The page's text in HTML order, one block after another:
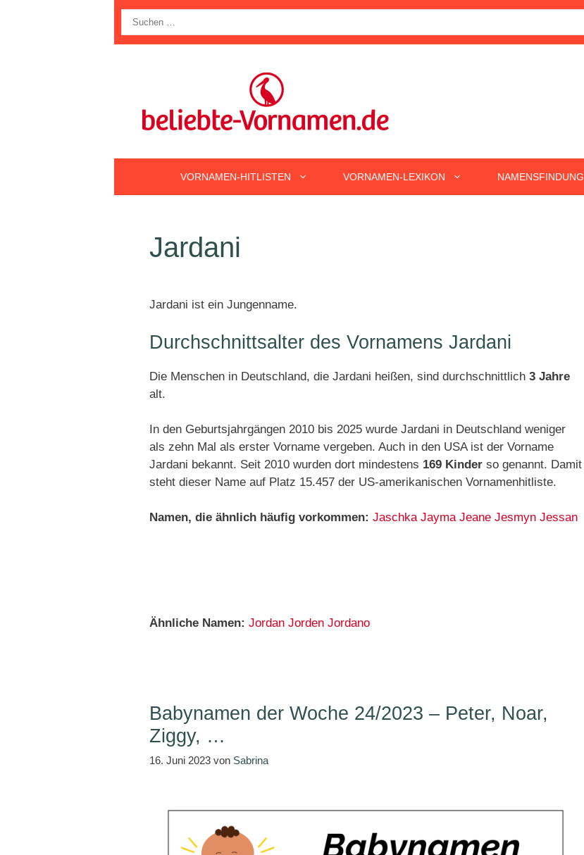
nach:
VORNAMEN-HITLISTEN VORNAMEN-LEXIKON NAMENSFINDUNG
Jardani
Jardani ist ein Jungenname.
Durchschnittsalter des Vornamens Jardani
Die Menschen in Deutschland, die Jardani heißen, sind durchschnittlich 3 Jahre
alt.
In den Geburtsjahrgängen 2010 bis 2025 wurde Jardani in Deutschland weniger
als zehn Mal als erster Vorname vergeben. Auch in den USA ist der Vorname
Jardani bekannt. Seit 2010 wurden dort mindestens 169 Kinder so genannt. Damit
steht dieser Name auf Platz 15.457 der US-amerikanischen Vornamenhitliste.
Namen, die ähnlich häufig vorkommen: Jaschka Jayma Jeane Jesmyn Jessan
Ähnliche Namen: Jordan Jorden Jordano
Babynamen der Woche 24/2023 – Peter, Noar,
Ziggy, …
16. Juni 2023 von Sabrina